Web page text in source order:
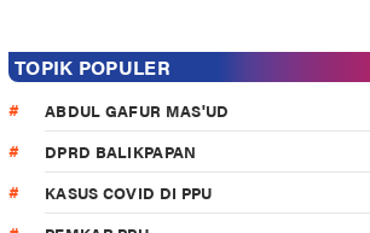
TOPIK POPULER
ABDUL GAFUR MAS'UD
DPRD BALIKPAPAN
KASUS COVID DI PPU